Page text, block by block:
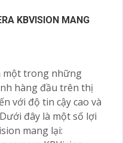
KBVISION MANG
một trong những
hàng đầu trên thị
với độ tin cậy cao và
đây là một số lợi
mang lại: